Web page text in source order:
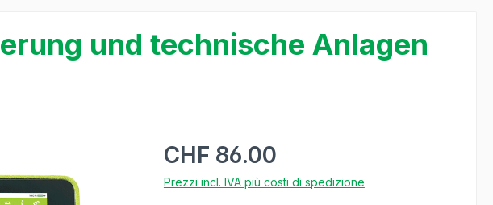
und technische Anlagen
CHF 86.00
Prezzi incl. IVA più costi di spedizione